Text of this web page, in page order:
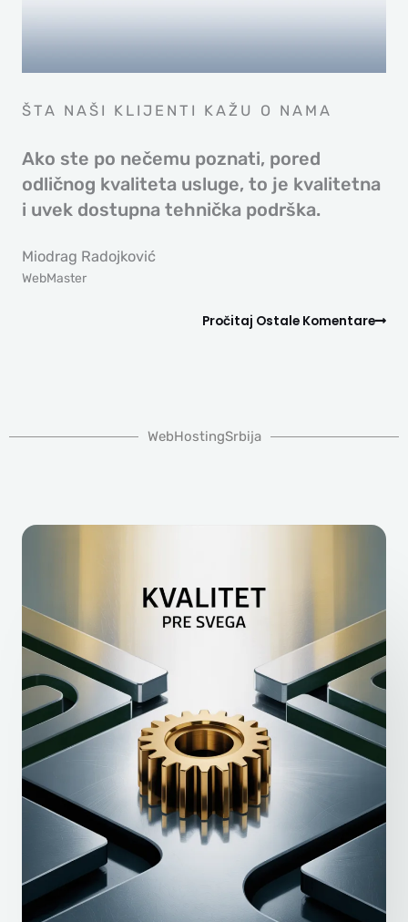
ŠTA NAŠI KLIJENTI KAŽU O NAMA
Ako ste po nečemu poznati, pored
odličnog kvaliteta usluge, to je kvalitetna
i uvek dostupna tehnička podrška.
Miodrag Radojković
WebMaster
Pročitaj Ostale Komentare
WebHostingSrbija